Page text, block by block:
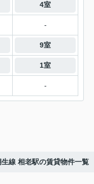
4室
-
9室
1室
-
線 相老駅の賃貸物件一覧